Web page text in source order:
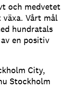
och medvetet
Vårt mål
hundratals
en positiv
City,
Stockholm